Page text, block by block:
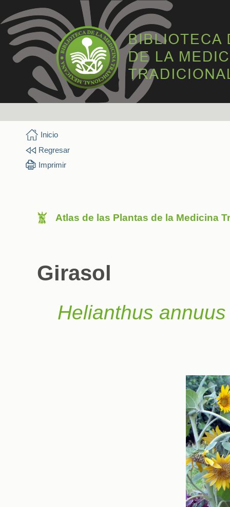
Inicio
Regresar
Imprimir
Atlas de las Plantas de la Medicina
Girasol
Helianthus annuus